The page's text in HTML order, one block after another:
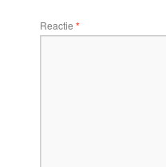
Reactie *